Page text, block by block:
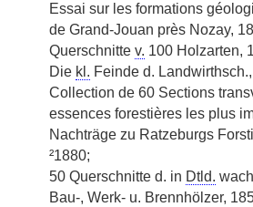
Essai sur les formations
de Grand-Jouan près Nozay,
Querschnitte v. 100 Holzarten,
Die kl. Feinde d.
Collection de 60 Sections
essences forestières les plus
Nachträge zu Ratzeburgs
²1880;
50 Querschnitte d. in Dtld.
Bau-, Werk- u. Brennhölzer,